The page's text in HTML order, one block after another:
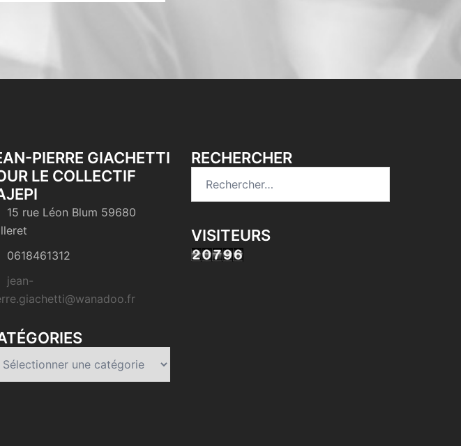
PIERRE GIACHETTI
LE COLLECTIF
15 rue Léon Blum 59680
0618461312
jean-
RECHERCHER
VISITEURS